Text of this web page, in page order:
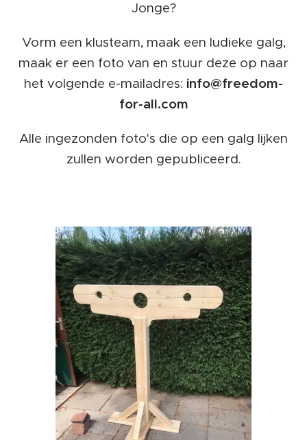
Jonge?
Vorm een klusteam, maak een ludieke galg,
maak er een foto van en stuur deze op naar
het volgende e-mailadres: info@freedom-
for-all.com
Alle ingezonden foto's die op een galg lijken
zullen worden gepubliceerd.